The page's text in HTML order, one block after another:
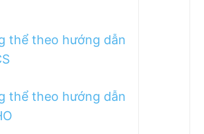
thể theo hướng dẫn
thể theo hướng dẫn